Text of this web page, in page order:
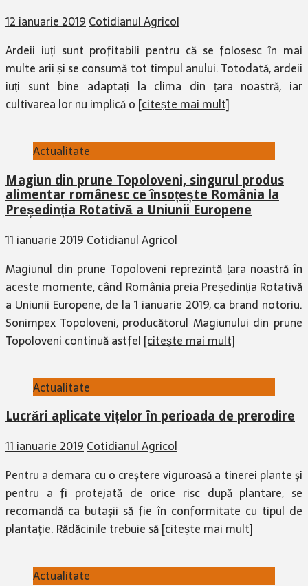
12 ianuarie 2019 Cotidianul Agricol
Ardeii iuți sunt profitabili pentru că se folosesc în mai
multe arii și se consumă tot timpul anului. Totodată, ardeii
iuți sunt bine adaptați la clima din țara noastră, iar
cultivarea lor nu implică o [citește mai mult]
Actualitate
Magiun din prune Topoloveni, singurul produs
alimentar românesc ce însoțește România la
Președinția Rotativă a Uniunii Europene
11 ianuarie 2019 Cotidianul Agricol
Magiunul din prune Topoloveni reprezintă țara noastră în
aceste momente, când România preia Președinția Rotativă
a Uniunii Europene, de la 1 ianuarie 2019, ca brand notoriu.
Sonimpex Topoloveni, producătorul Magiunului din prune
Topoloveni continuă astfel [citește mai mult]
Actualitate
Lucrări aplicate vițelor în perioada de prerodire
11 ianuarie 2019 Cotidianul Agricol
Pentru a demara cu o creştere viguroasă a tinerei plante şi
pentru a fi protejată de orice risc după plantare, se
recomandă ca butaşii să fie în conformitate cu tipul de
plan­taţie. Rădăcinile trebuie să[citește mai mult]
Actualitate